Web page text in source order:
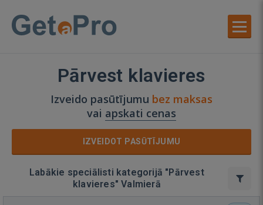
Pārvest klavieres
Izveido pasūtījumu bez maksas
vai apskati cenas
IZVEIDOT PASŪTĪJUMU
Labākie speciālisti kategorijā "Pārvest
klavieres" Valmierā